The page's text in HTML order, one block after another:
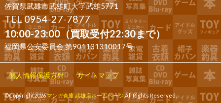
佐賀県武雄市武雄町大字武雄5771
TEL 0954-27-7877
10:00-23:00（買取受付22:30まで）
福岡県公安委員会 第901131310017号
個人情報保護方針 サイトマップ
©Copyright2026マンガ倉庫 武雄店ホームページ .All Rights Reserved.